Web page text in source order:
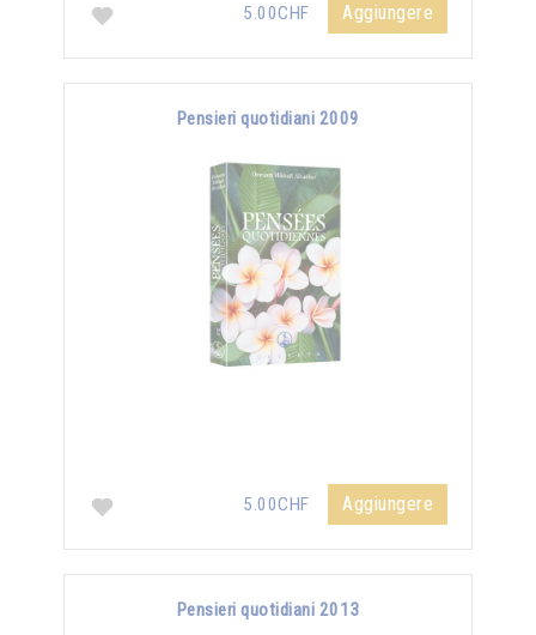
5.00CHF
Aggiungere
Pensieri quotidiani 2009
5.00CHF Aggiungere
Pensieri quotidiani 2013